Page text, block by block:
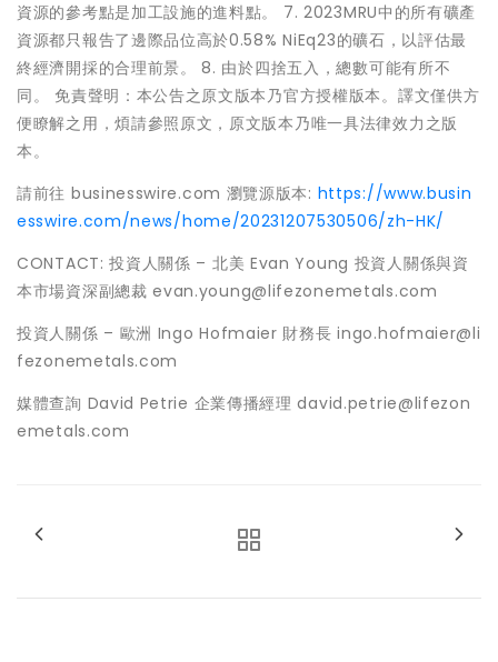
資源的參考點是加工設施的進料點。 7. 2023MRU中的所有礦產
資源都只報告了邊際品位高於0.58% NiEq23的礦石，以評估最
終經濟開採的合理前景。 8. 由於四捨五入，總數可能有所不
同。 免責聲明：本公告之原文版本乃官方授權版本。譯文僅供方
便瞭解之用，煩請參照原文，原文版本乃唯一具法律效力之版
本。
請前往 businesswire.com 瀏覽源版本: https://www.busin
esswire.com/news/home/20231207530506/zh-HK/
CONTACT: 投資人關係 – 北美 Evan Young 投資人關係與資
本市場資深副總裁 evan.young@lifezonemetals.com
投資人關係 – 歐洲 Ingo Hofmaier 財務長 ingo.hofmaier@li
fezonemetals.com
媒體查詢 David Petrie 企業傳播經理 david.petrie@lifezon
emetals.com